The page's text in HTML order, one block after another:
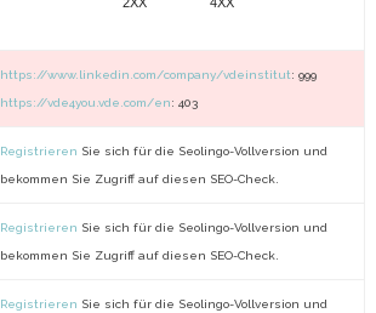
2XX
4XX
https://www.linkedin.com/company/vdeinstitut: 999
https://vde4you.vde.com/en: 403
Registrieren Sie sich für die Seolingo-Vollversion und
bekommen Sie Zugriff auf diesen SEO-Check.
Registrieren Sie sich für die Seolingo-Vollversion und
bekommen Sie Zugriff auf diesen SEO-Check.
Registrieren Sie sich für die Seolingo-Vollversion und